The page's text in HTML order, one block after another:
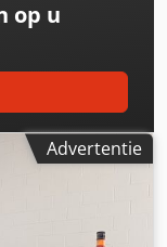
op u
Advertentie